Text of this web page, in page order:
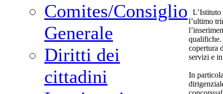
Comites/Consiglio
Generale
Diritti dei
cittadini
L’Istituto
l’ultimo
qualifiche.
copertura
servizi e
In